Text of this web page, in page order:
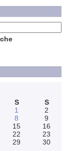
S
S
1
2
8
9
15
16
22
23
29
30